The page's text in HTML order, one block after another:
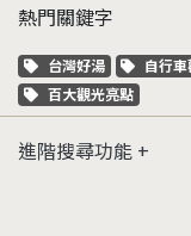
熱門關鍵字
關鍵字標籤
台灣好湯 關鍵
自行
關鍵字標籤
百大觀光亮點
進階搜尋功能